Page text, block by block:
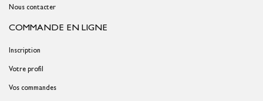
Nous contacter
COMMANDE EN LIGNE
Inscription
Votre profil
Vos commandes